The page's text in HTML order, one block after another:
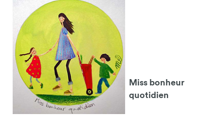
Miss bonheur
quotidien